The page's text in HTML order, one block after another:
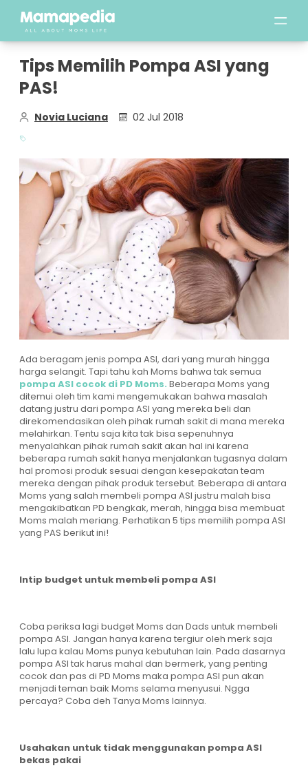
Tips Memilih Pompa ASI yang
PAS!
Novia Luciana 02 Jul 2018
Ada beragam jenis pompa ASI, dari yang murah hingga
harga selangit. Tapi tahu kah Moms bahwa tak semua
pompa ASI cocok di PD Moms. Beberapa Moms yang
ditemui oleh tim kami mengemukakan bahwa masalah
datang justru dari pompa ASI yang mereka beli dan
direkomendasikan oleh pihak rumah sakit di mana mereka
melahirkan. Tentu saja kita tak bisa sepenuhnya
menyalahkan pihak rumah sakit akan hal ini karena
beberapa rumah sakit hanya menjalankan tugasnya dalam
hal promosi produk sesuai dengan kesepakatan team
mereka dengan pihak produk tersebut. Beberapa di antara
Moms yang salah membeli pompa ASI justru malah bisa
mengakibatkan PD bengkak, merah, hingga bisa membuat
Moms malah meriang. Perhatikan 5 tips memilih pompa ASI
yang PAS berikut ini!
Intip budget untuk membeli pompa ASI
Coba periksa lagi budget Moms dan Dads untuk membeli
pompa ASI. Jangan hanya karena tergiur oleh merk saja
lalu lupa kalau Moms punya kebutuhan lain. Pada dasarnya
pompa ASI tak harus mahal dan bermerk, yang penting
cocok dan pas di PD Moms maka pompa ASI pun akan
menjadi teman baik Moms selama menyusui. Ngga
percaya? Coba deh Tanya Moms lainnya.
Usahakan untuk tidak menggunakan pompa ASI
bekas pakai